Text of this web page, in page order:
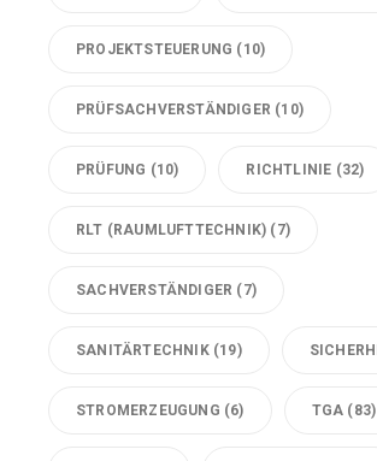
PROJEKTSTEUERUNG (10)
PRÜFSACHVERSTÄNDIGER (10)
PRÜFUNG (10) RICHTLINIE (32)
RLT (RAUMLUFTTECHNIK) (7)
SACHVERSTÄNDIGER (7)
SANITÄRTECHNIK(19)
STROMERZEUGUNG (6) TGA (83)